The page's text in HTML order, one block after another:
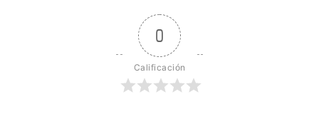
0
Calificación